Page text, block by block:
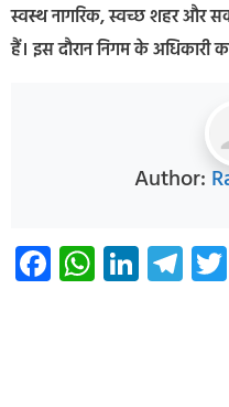
स्वस्थ नागरिक, स्वच्छ शहर और
हैं। इस दौरान निगम के अधिकारी
Author:
Facebook